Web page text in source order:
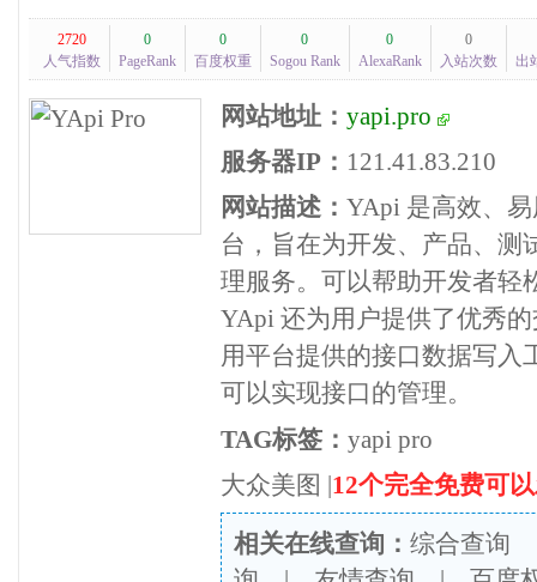
2720
人气指数
0
PageRank
0
百度权重
0
Sogou Rank
0
AlexaRank
0
入站次数
出
网站地址： yapi.pro
服务器IP： 121.41.83.210
网站描述： YApi 是高效、
台，旨在为开发、产品、测
理服务。可以帮助开发者轻
YApi 还为用户提供了优秀
用平台提供的接口数据写入
可以实现接口的管理。
TAG标签： yapi pro
大众美图
12个完全免费可
相关在线查询： 综合查询